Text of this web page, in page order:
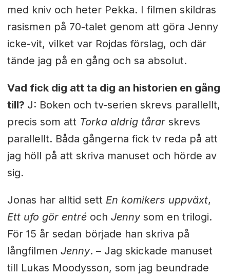
med kniv och heter Pekka. I filmen skildras
rasismen på 70-talet genom att göra Jenny
icke-vit, vilket var Rojdas förslag, och där
tände jag på en gång och sa absolut.
Vad fick dig att ta dig an historien en gång
till? J: Boken och tv-serien skrevs parallellt,
precis som att Torka aldrig tårarskrevs
parallellt. Båda gångerna fick tv reda på att
jag höll på att skriva manuset och hörde av
sig.
Jonas har alltid sett En komikers uppväxt,
Ett ufo gör entréoch Jennysom en trilogi.
För 15 år sedan började han skriva på
långfilmen Jenny. – Jag skickade manuset
till Lukas Moodysson, som jag beundrade